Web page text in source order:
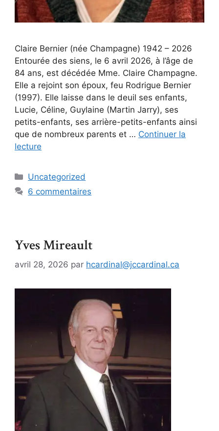
Claire Bernier (née Champagne) 1942 – 2026
Entourée des siens, le 6 avril 2026, à l’âge de
84 ans, est décédée Mme. Claire Champagne.
Elle a rejoint son époux, feu Rodrigue Bernier
(1997). Elle laisse dans le deuil ses enfants,
Lucie, Céline, Guylaine (Martin Jarry), ses
petits-enfants, ses arrière-petits-enfants ainsi
que de nombreux parents et … Continuer la
lecture
Uncategorized
6 commentaires
Yves Mireault
avril 28, 2026 par hcardinal@jccardinal.ca